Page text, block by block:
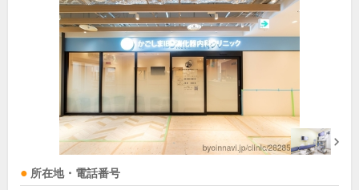
所在地・電話番号